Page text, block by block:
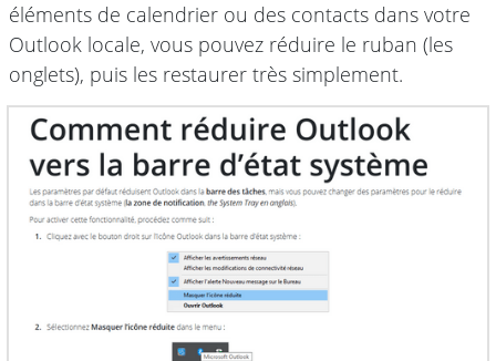
éléments de calendrier ou des contacts dans votre
Outlook locale, vous pouvez réduire le ruban (les
onglets), puis les restaurer très simplement.